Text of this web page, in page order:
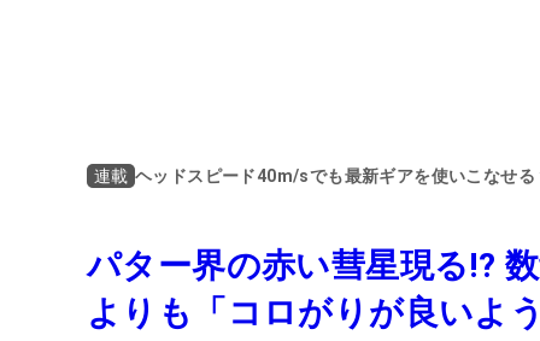
連載 ヘッドスピード40m/sでも最新ギアを使いこなせ
パター界の赤い彗星現る!?
よりも「コロがりが良いよ